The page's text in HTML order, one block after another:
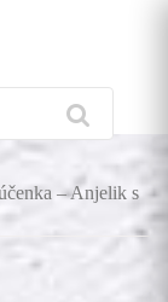
– Anjelik s